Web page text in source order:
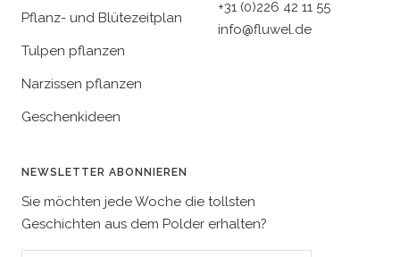
Pflanz- und Blütezeitplan
Tulpen pflanzen
Narzissen pflanzen
Geschenkideen
+31 (0)226 42 11 55
info@fluwel.de
NEWSLETTER ABONNIEREN
Sie möchten jede Woche die tollsten
Geschichten aus dem Polder erhalten?